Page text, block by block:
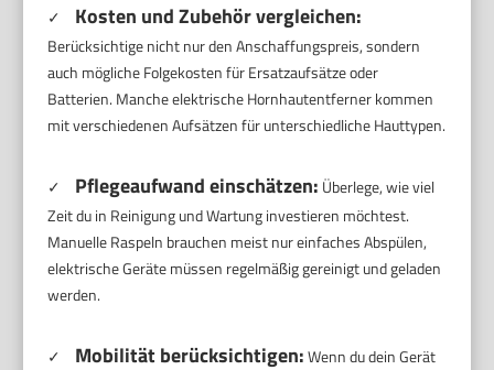
✓ Kosten und Zubehör vergleichen:
Berücksichtige nicht nur den Anschaffungspreis, sondern
auch mögliche Folgekosten für Ersatzaufsätze oder
Batterien. Manche elektrische Hornhautentferner kommen
mit verschiedenen Aufsätzen für unterschiedliche Hauttypen.
✓ Pflegeaufwand einschätzen: Überlege, wie viel
Zeit du in Reinigung und Wartung investieren möchtest.
Manuelle Raspeln brauchen meist nur einfaches Abspülen,
elektrische Geräte müssen regelmäßig gereinigt und geladen
werden.
✓ Mobilität berücksichtigen:Wenn du dein Gerät